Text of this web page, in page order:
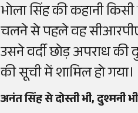
भोला सिंह की कहानी
चलने से पहले वह
उसने वर्दी छोड़ अपराध की
की सूची में शामिल हो गया।
अनंत सिंह से दोस्ती भी, दुश्मनी भी